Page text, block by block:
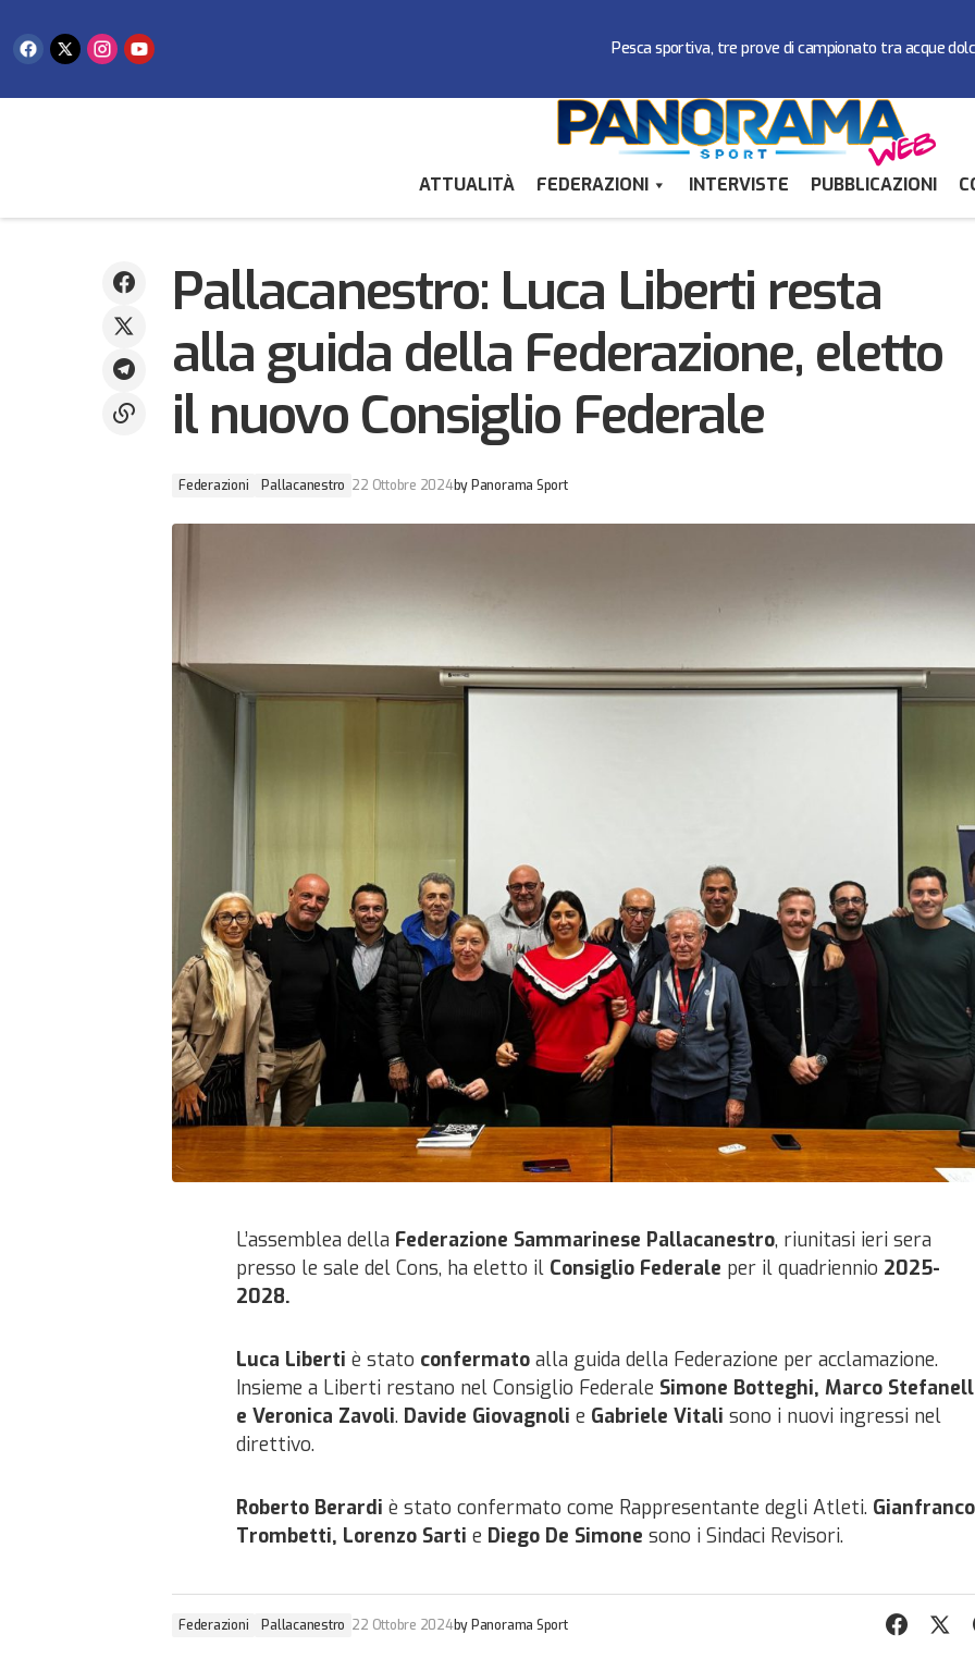
Pesca sportiva, tre prove di campionato tra acque
ATTUALITÀ FEDERAZIONI INTERVISTE PUBBLICAZIONI
del ricordo, e da ricordare!
Consiglio Federale
Pallacanestro: Luca Liberti resta
alla guida della Federazione, eletto
il nuovo Consiglio Federale
Federazioni Pallacanestro 22 Ottobre 2024by Panorama Sport
L’assemblea della Federazione Sammarinese Pallacanestro, riunitasi ieri sera
presso le sale del Cons, ha eletto il Consiglio Federale per il quadriennio 2025-
2028.
Luca Liberti è stato confermato alla guida della Federazione per acclamazione.
Insieme a Liberti restano nel Consiglio Federale Simone Botteghi, Marco
e Veronica Zavoli. Davide Giovagnoli e Gabriele Vitali sono i nuovi ingressi nel
direttivo.
Roberto Berardi è stato confermato come Rappresentante degli Atleti. Gianfranco
Trombetti, Lorenzo Sarti e Diego De Simone sono i Sindaci Revisori.
Federazioni Pallacanestro 22 Ottobre 2024byPanorama Sport